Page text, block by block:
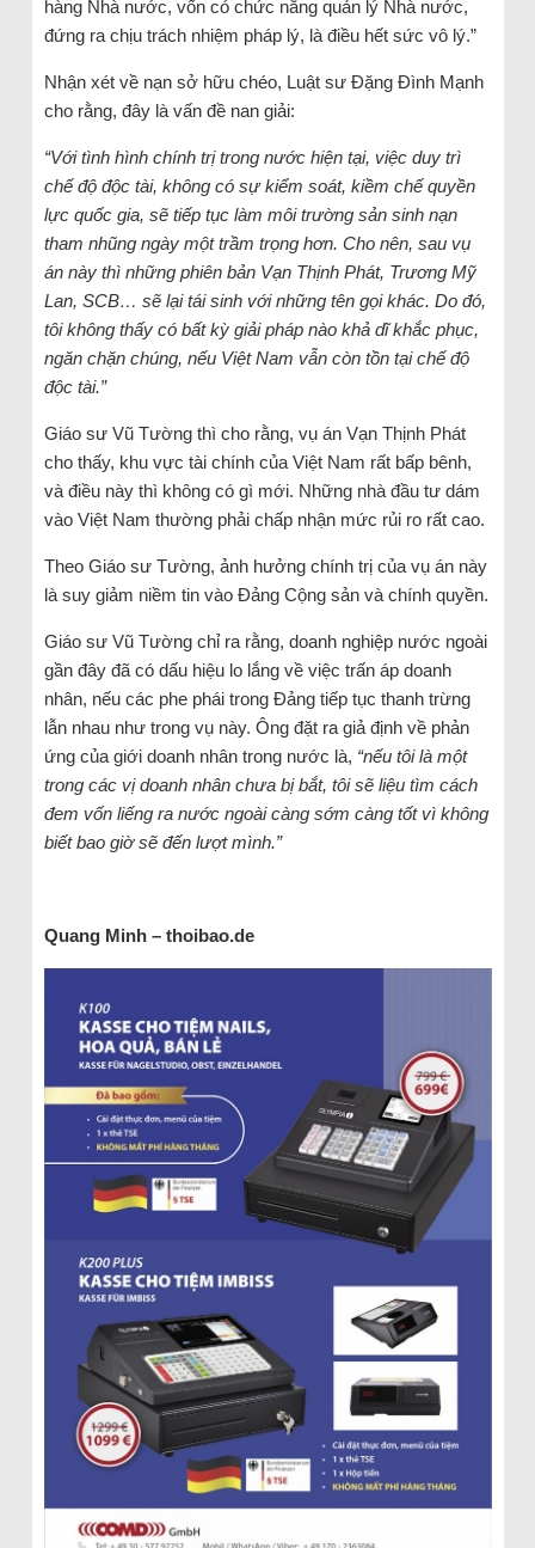
hàng Nhà nước, vốn có chức năng quản lý Nhà nước,
đứng ra chịu trách nhiệm pháp lý, là điều hết sức vô lý.”
Nhận xét về nạn sở hữu chéo, Luật sư Đặng Đình Mạnh
cho rằng, đây là vấn đề nan giải:
“Với tình hình chính trị trong nước hiện tại, việc duy trì
chế độ độc tài, không có sự kiểm soát, kiềm chế quyền
lực quốc gia, sẽ tiếp tục làm môi trường sản sinh nạn
tham nhũng ngày một trầm trọng hơn. Cho nên, sau vụ
án này thì những phiên bản Vạn Thịnh Phát, Trương Mỹ
Lan, SCB… sẽ lại tái sinh với những tên gọi khác. Do đó,
tôi không thấy có bất kỳ giải pháp nào khả dĩ khắc phục,
ngăn chặn chúng, nếu Việt Nam vẫn còn tồn tại chế độ
độc tài.”
Giáo sư Vũ Tường thì cho rằng, vụ án Vạn Thịnh Phát
cho thấy, khu vực tài chính của Việt Nam rất bấp bênh,
và điều này thì không có gì mới. Những nhà đầu tư dám
vào Việt Nam thường phải chấp nhận mức rủi ro rất cao.
Theo Giáo sư Tường, ảnh hưởng chính trị của vụ án này
là suy giảm niềm tin vào Đảng Cộng sản và chính quyền.
Giáo sư Vũ Tường chỉ ra rằng, doanh nghiệp nước ngoài
gần đây đã có dấu hiệu lo lắng về việc trấn áp doanh
nhân, nếu các phe phái trong Đảng tiếp tục thanh trừng
lẫn nhau như trong vụ này. Ông đặt ra giả định về phản
ứng của giới doanh nhân trong nước là, “nếu tôi là một
trong các vị doanh nhân chưa bị bắt, tôi sẽ liệu tìm cách
đem vốn liếng ra nước ngoài càng sớm càng tốt vì không
biết bao giờ sẽ đến lượt mình.”
Quang Minh – thoibao.de